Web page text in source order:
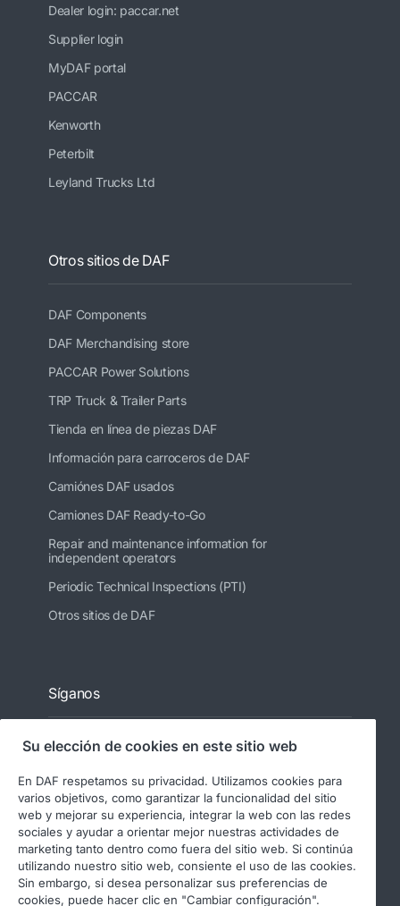
Dealer login: paccar.net
Supplier login
MyDAF portal
PACCAR
Kenworth
Peterbilt
Leyland Trucks Ltd
Otros sitios de DAF
DAF Components
DAF Merchandising store
PACCAR Power Solutions
TRP Truck & Trailer Parts
Tienda en línea de piezas DAF
Información para carroceros de DAF
Camiónes DAF usados
Camiones DAF Ready-to-Go
Repair and maintenance information for
independent operators
Periodic Technical Inspections (PTI)
Otros sitios de DAF
Síganos
© 2026 DAF
Aviso legal
Declaración de privacidad
Su elección de cookies en este sitio web
En DAF respetamos su privacidad. Utilizamos cookies para
varios objetivos, como garantizar la funcionalidad del sitio
web y mejorar su experiencia, integrar la web con las redes
sociales y ayudar a orientar mejor nuestras actividades de
marketing tanto dentro como fuera del sitio web. Si continúa
utilizando nuestro sitio web, consiente el uso de las cookies.
Sin embargo, si desea personalizar sus preferencias de
cookies, puede hacer clic en "Cambiar configuración".